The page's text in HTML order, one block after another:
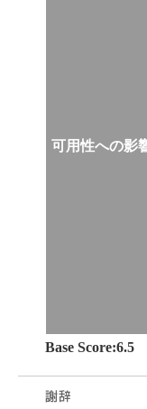
可用性への影
Base Score:6.5